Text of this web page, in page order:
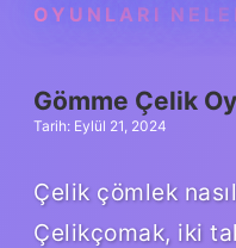
OYUNLARI
Gömme Çelik
Tarih: Eylül 21, 2024
Çelik çömlek
Çelikçomak, iki